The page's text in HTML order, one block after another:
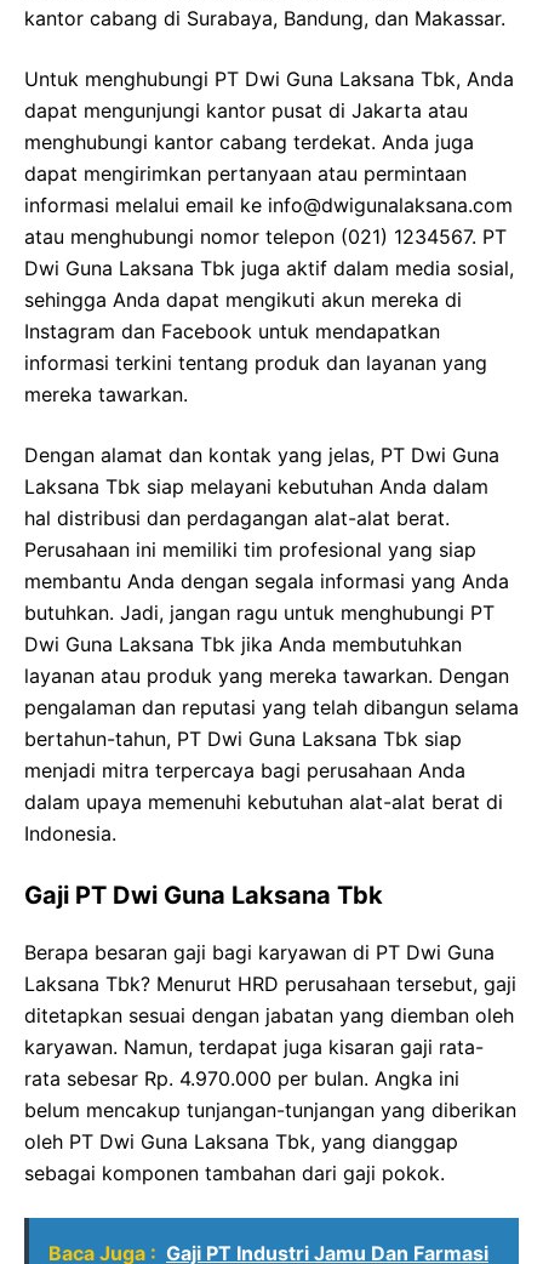
kantor cabang di Surabaya, Bandung, dan Makassar.
Untuk menghubungi PT Dwi Guna Laksana Tbk, Anda
dapat mengunjungi kantor pusat di Jakarta atau
menghubungi kantor cabang terdekat. Anda juga
dapat mengirimkan pertanyaan atau permintaan
informasi melalui email ke info@dwigunalaksana.com
atau menghubungi nomor telepon (021) 1234567. PT
Dwi Guna Laksana Tbk juga aktif dalam media sosial,
sehingga Anda dapat mengikuti akun mereka di
Instagram dan Facebook untuk mendapatkan
informasi terkini tentang produk dan layanan yang
mereka tawarkan.
Dengan alamat dan kontak yang jelas, PT Dwi Guna
Laksana Tbk siap melayani kebutuhan Anda dalam
hal distribusi dan perdagangan alat-alat berat.
Perusahaan ini memiliki tim profesional yang siap
membantu Anda dengan segala informasi yang Anda
butuhkan. Jadi, jangan ragu untuk menghubungi PT
Dwi Guna Laksana Tbk jika Anda membutuhkan
layanan atau produk yang mereka tawarkan. Dengan
pengalaman dan reputasi yang telah dibangun selama
bertahun-tahun, PT Dwi Guna Laksana Tbk siap
menjadi mitra terpercaya bagi perusahaan Anda
dalam upaya memenuhi kebutuhan alat-alat berat di
Indonesia.
Gaji PT Dwi Guna Laksana Tbk
Berapa besaran gaji bagi karyawan di PT Dwi Guna
Laksana Tbk? Menurut HRD perusahaan tersebut, gaji
ditetapkan sesuai dengan jabatan yang diemban oleh
karyawan. Namun, terdapat juga kisaran gaji rata-
rata sebesar Rp. 4.970.000 per bulan. Angka ini
belum mencakup tunjangan-tunjangan yang diberikan
oleh PT Dwi Guna Laksana Tbk, yang dianggap
sebagai komponen tambahan dari gaji pokok.
Baca Juga : Gaji PT Industri Jamu Dan Farmasi